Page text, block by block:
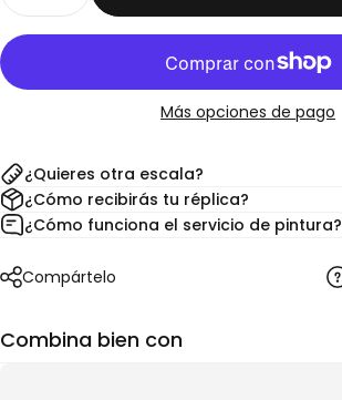
Más opciones de pago
¿Quieres otra escala?
¿Cómo recibirás tu réplica?
¿Cómo funciona el servicio de pintura?
Compártelo
Combina bien con